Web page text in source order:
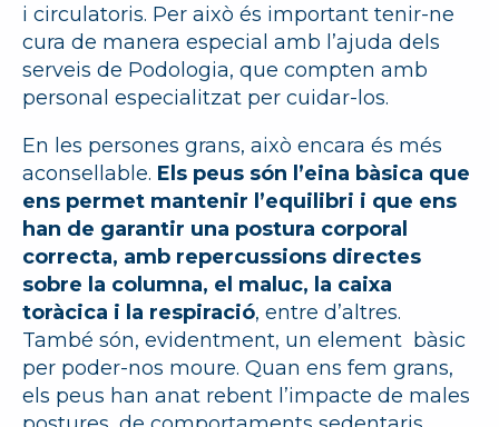
i circulatoris. Per això és important tenir-ne
cura de manera especial amb l’ajuda dels
serveis de Podologia, que compten amb
personal especialitzat per cuidar-los.
En les persones grans, això encara és més
aconsellable. Els peus són l’eina bàsica que
ens permet mantenir l’equilibri i que ens
han de garantir una postura corporal
correcta, amb repercussions directes
sobre la columna, el maluc, la caixa
toràcica i la respiració, entre d’altres.
També són, evidentment, un element bàsic
per poder-nos moure. Quan ens fem grans,
els peus han anat rebent l’impacte de males